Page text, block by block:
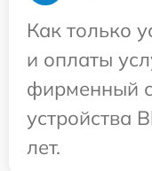
Как только
и оплаты
фирменный
устройства
лет.